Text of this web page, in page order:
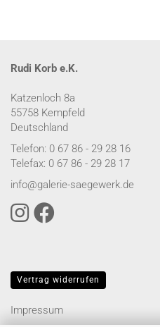
Rudi Korb e.K.
Katzenloch 8a
55758 Kempfeld
Deutschland
Telefon: 0 67 86 - 29 28 16
Telefax: 0 67 86 - 29 28 17
info@galerie-saegewerk.de
Vertrag widerrufen
Impressum